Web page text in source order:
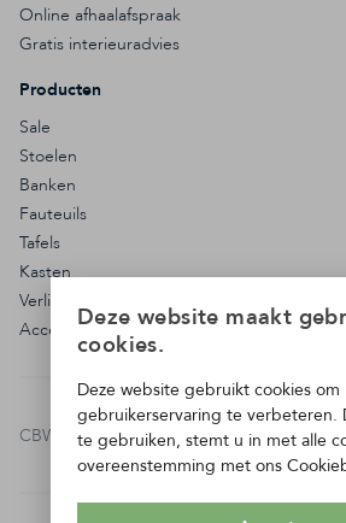
Online afhaalafspraak
Gratis interieuradvies
Producten
Sale
Stoelen
Banken
Fauteuils
Tafels
Kasten
Verlichting
Accessoires
CBW-erkend bedrijf:
Deze website maakt
cookies.
Deze website gebruikt cookies om
gebruikerservaring te verbeteren.
te gebruiken, stemt u in met alle
overeenstemming met ons